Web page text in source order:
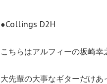
●Collings D2H
こちらはアルフィーの坂崎幸
大先輩の大事なギターだけあ